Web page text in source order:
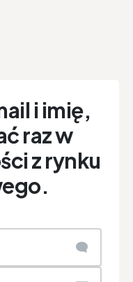
i imię,
raz w
z rynku